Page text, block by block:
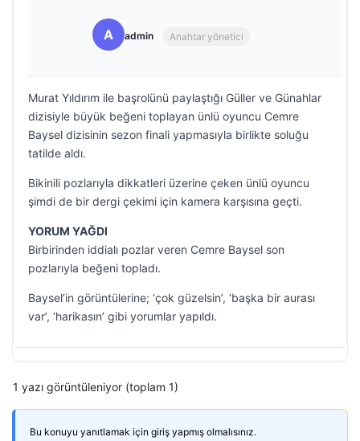
A admin Anahtar yönetici
Murat Yıldırım ile başrolünü paylaştığı Güller ve Günahlar
dizisiyle büyük beğeni toplayan ünlü oyuncu Cemre
Baysel dizisinin sezon finali yapmasıyla birlikte soluğu
tatilde aldı.
Bikinili pozlarıyla dikkatleri üzerine çeken ünlü oyuncu
şimdi de bir dergi çekimi için kamera karşısına geçti.
YORUM YAĞDI
Birbirinden iddialı pozlar veren Cemre Baysel son
pozlarıyla beğeni topladı.
Baysel’in görüntülerine; ‘çok güzelsin’, ‘başka bir aurası
var’, ‘harikasın’ gibi yorumlar yapıldı.
1 yazı görüntüleniyor (toplam 1)
Bu konuyu yanıtlamak için giriş yapmış olmalısınız.